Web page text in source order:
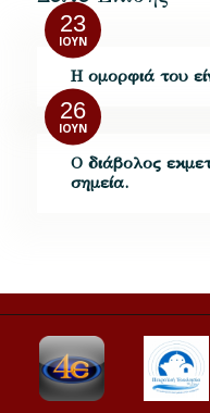
23
ΙΟΎΝ
Η ομορφιά του
26
ΙΟΎΝ
Ο διάβολος
σημεία.